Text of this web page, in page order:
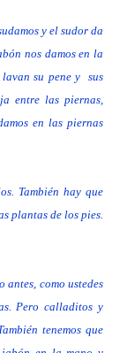
y el sudor da
nos damos en la
su pene y
sus
entre las piernas,
en las piernas
También hay que
plantas de los pies.
antes, como ustedes
Pero calladitos y
tenemos que